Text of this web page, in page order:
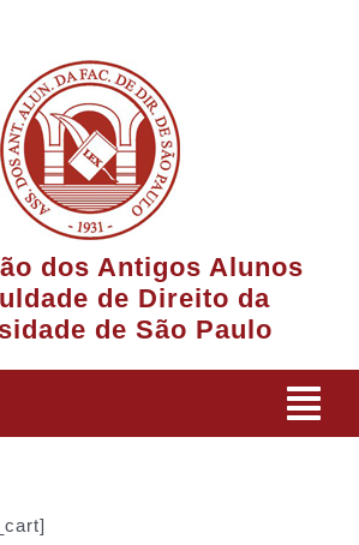
dos Antigos Alunos
de Direito da
de São Paulo